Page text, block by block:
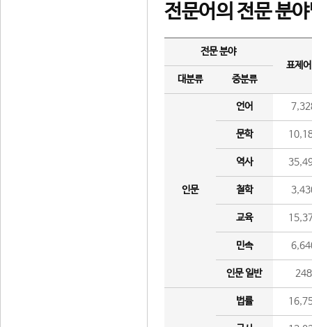
전문어의 전문 분
전문 분야
표제
대분류
중분류
인문
언어
문학
역사
철학
교육
민속
인문 일반 248
법률